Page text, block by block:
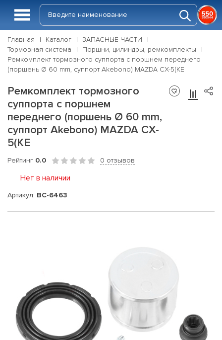
Главная Каталог
ЗАПАСНЫЕ ЧАСТИ
Тормозная система
Поршни, цилиндры, ремкомплекты
Ремкомплект тормозного суппорта с поршнем переднего
(поршень Ø 60 mm, суппорт Akebono) MAZDA CX-5(KE
Ремкомплект тормозного
суппорта с поршнем
переднего (поршень Ø 60 mm,
суппорт Akebono) MAZDA CX-
5(KE
Рейтинг 0.0 0 отзывов
Нет в наличии
Артикул: BC-6463